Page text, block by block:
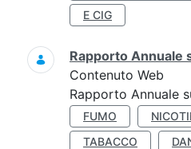
E CIG
Rapporto Annuale
Contenuto Web
Rapporto Annuale
FUMO
TABACCO